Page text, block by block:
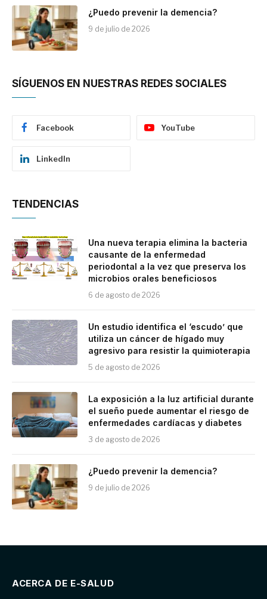
¿Puedo prevenir la demencia?
9 de julio de 2026
SÍGUENOS EN NUESTRAS REDES SOCIALES
Facebook YouTube
LinkedIn
TENDENCIAS
Una nueva terapia elimina la bacteria
causante de la enfermedad
periodontal a la vez que preserva los
microbios orales beneficiosos
6 de agosto de 2026
Un estudio identifica el ‘escudo’ que
utiliza un cáncer de hígado muy
agresivo para resistir la quimioterapia
5 de agosto de 2026
La exposición a la luz artificial durante
el sueño puede aumentar el riesgo de
enfermedades cardíacas y diabetes
3 de agosto de 2026
¿Puedo prevenir la demencia?
9 de julio de 2026
ACERCA DE E-SALUD